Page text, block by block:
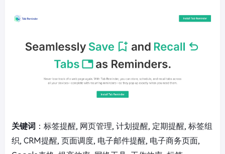
关键词 ：标签提醒, 网页管理, 计划提醒, 定期提醒, 标签组
织, CRM提醒, 页面调度, 电子邮件提醒, 电子商务页面,